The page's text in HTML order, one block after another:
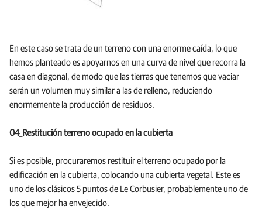
En este caso se trata de un terreno con una enorme caída, lo que
hemos planteado es apoyarnos en una curva de nivel que recorra la
casa en diagonal, de modo que las tierras que tenemos que vaciar
serán un volumen muy similar a las de relleno, reduciendo
enormemente la producción de residuos.
04_Restitución terreno ocupado en la cubierta
Si es posible, procuraremos restituir el terreno ocupado por la
edificación en la cubierta, colocando una cubierta vegetal. Este es
uno de los clásicos 5 puntos de Le Corbusier, probablemente uno de
los que mejor ha envejecido.